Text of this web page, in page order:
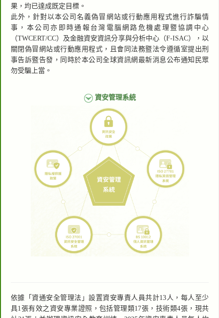
果，均已達成既定目標。
此外，針對以本公司名義偽冒網站或行動應用程式進行詐騙情
事，本公司亦即時通報台灣電腦網路危機處理暨協調中心
（TWCERT/CC）及金融資安資訊分享與分析中心（F-ISAC），以
關閉偽冒網站或行動應用程式，且會同法務暨法令遵循室提出刑
事告訴暨告發，同時於本公司全球資訊網最新消息公布通知民眾
勿受騙上當。
資安管理系統
依據「資通安全管理法」設置資安專責人員共計13人，每人至少
具1張有效之資安專業證照，包括管理類17張，技術類4張，現共